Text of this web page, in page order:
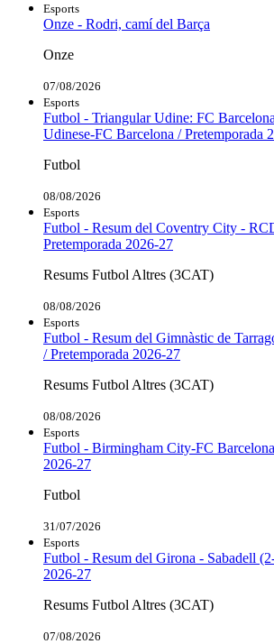
Esports
Onze - Rodri, camí del Barça
Onze
07/08/2026
Esports
Futbol - Triangular Udine: FC
Udinese-FC Barcelona / Pretemporada
Futbol
08/08/2026
Esports
Futbol - Resum del Coventry City -
Pretemporada 2026-27
Resums Futbol Altres (3CAT)
08/08/2026
Esports
Futbol - Resum del Gimnàstic de
/ Pretemporada 2026-27
Resums Futbol Altres (3CAT)
08/08/2026
Esports
Futbol - Birmingham City-FC
2026-27
Futbol
31/07/2026
Esports
Futbol - Resum del Girona - Sabadell
2026-27
Resums Futbol Altres (3CAT)
07/08/2026